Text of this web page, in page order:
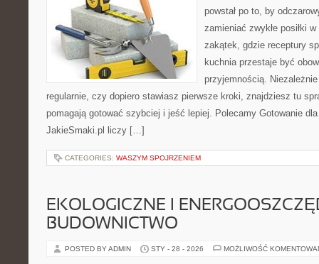
powstał po to, by
zamieniać zwykłe posiłki
zakątek, gdzie receptury
kuchnia przestaje być
przyjemnością.
regularnie, czy dopiero stawiasz pierwsze kroki, znajdziesz tu
pomagają gotować szybciej i jeść lepiej. Polecamy Gotowanie
JakieSmaki.pl liczy […]
CATEGORIES: WASZYM SPOJRZENIEM
EKOLOGICZNE I
BUDOWNICTWO
POSTED BY ADMIN STY - 28 - 2026 MOŻLIWOŚĆ